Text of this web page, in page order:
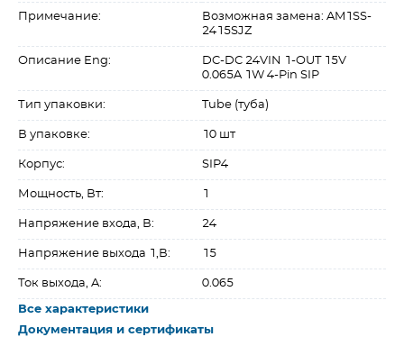
Примечание:
Возможная замена: AM1SS-
2415SJZ
Описание Eng:
DC-DC 24VIN 1-OUT 15V
0.065A 1W 4-Pin SIP
Тип упаковки: Tube (туба)
В упаковке: 10 шт
Корпус: SIP4
Мощность, Вт: 1
Напряжение входа, В: 24
Напряжение выхода 1,В: 15
Ток выхода, A: 0.065
Все характеристики
Документация и сертификаты